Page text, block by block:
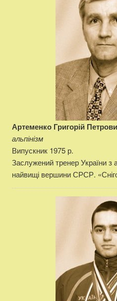
Артеменко Григорій
альпінізм
Випускник 1975 р.
Заслужений тренер України з
найвищі вершини СРСР.